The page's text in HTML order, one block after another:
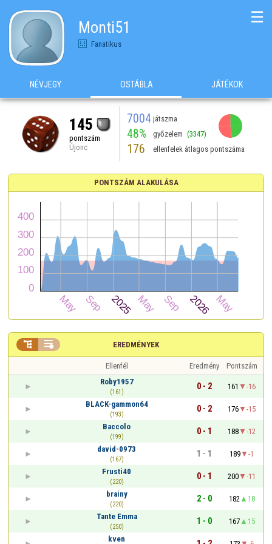
Monti51
Fanatikus
☰
NÉVJEGY OSTÁBLA JÁTÉKOK
145
pontszám
Újonc
7004 játszma
48% győzelem (3347)
176 ellenfelek átlagos pontszáma
PONTSZÁM ALAKULÁSA
EREDMÉNYEK
 
Ellenfél Eredmény
Pontszám
Roby1957
(161)
0 - 2 161
-16
BLACK-gammon64
(193)
0 - 2 176
-15
Baccolo
(199)
0 - 1 188
-12
david-0973
(167)
1 - 1 189
-1
Frusti40
(220)
0 - 1 200
-11
brainy
(220)
2 - 0 182
18
Tante Emma
(250)
1 - 0 167
15
kven